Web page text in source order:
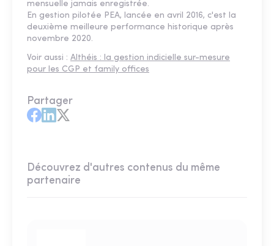
mensuelle jamais enregistrée.
En gestion pilotée PEA, lancée en avril 2016, c'est la
deuxième meilleure performance historique après
novembre 2020.
Voir aussi : Althéis : la gestion indicielle sur-mesure
pour les CGP et family offices
Partager
Découvrez d'autres contenus du même
partenaire